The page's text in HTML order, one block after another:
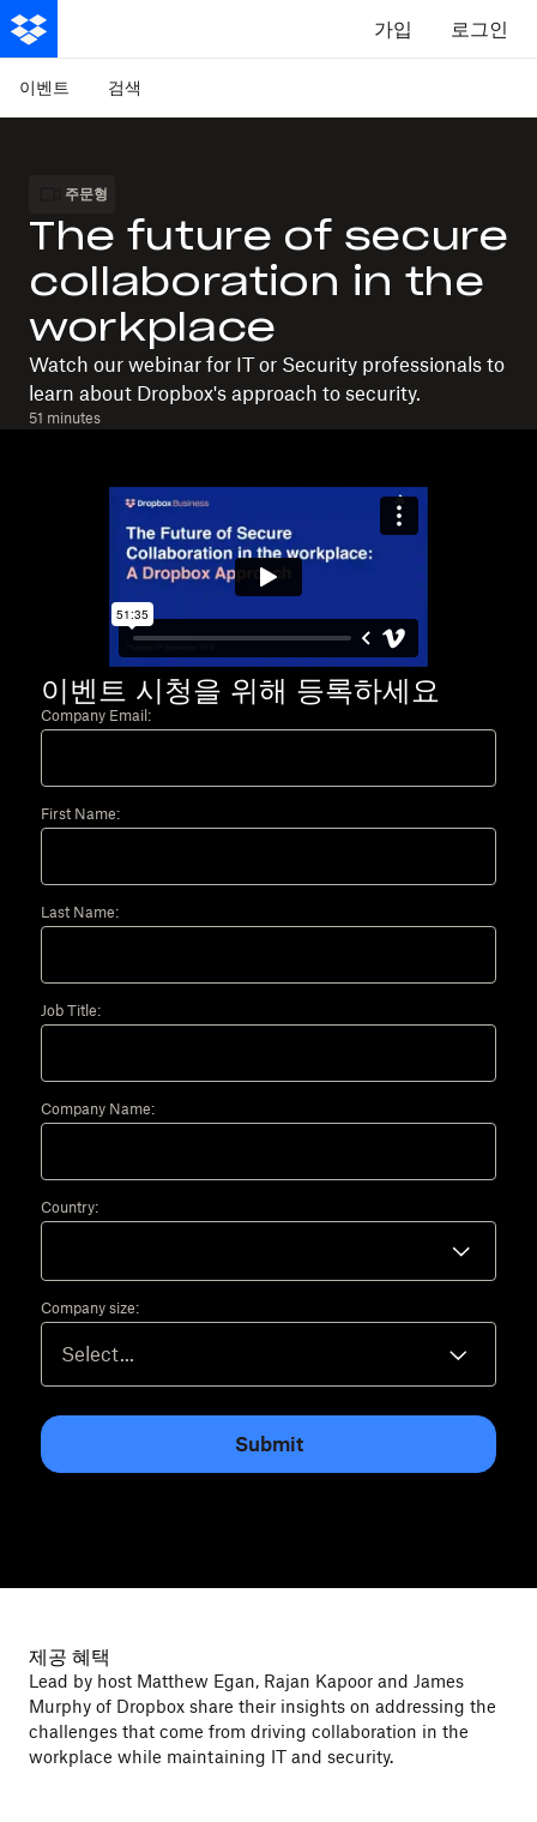
가입 로그인
이벤트 검색
주문형
The future of secure
collaboration in the
workplace
Watch our webinar for IT or Security professionals to
learn about Dropbox's approach to security.
51 minutes
이벤트 시청을 위해 등록하세요
Company Email:
First Name:
Last Name:
Job Title:
Company Name:
Country:
Company size:
Submit
제공 혜택
Lead by host Matthew Egan, Rajan Kapoor and James
Murphy of Dropbox share their insights on addressing the
challenges that come from driving collaboration in the
workplace while maintaining IT and security.